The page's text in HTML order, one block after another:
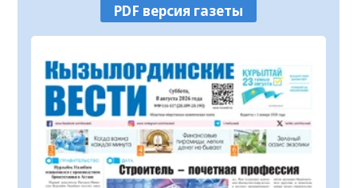
У граждан высокие ожидания от
выборов в Курултай – опрос
общественного мнения
07.08.2026
В Жанакоргане введена в эксплуатацию
водораспределительная станция
07.08.2026 98
В Кызылординской области
продолжается экологическая акция
PDF версия газеты